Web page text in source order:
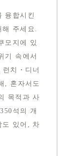
융합시킨
주세요.
모지에 있
기 속에서
치・디너
, 혼자서도
목적과 사
석의 개
도 있어, 차